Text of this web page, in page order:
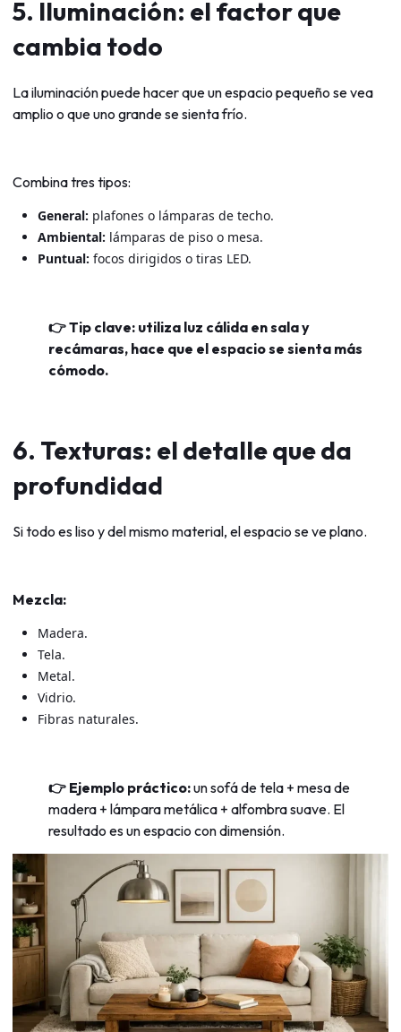
5. Iluminación: el factor que
cambia todo
La iluminación puede hacer que un espacio pequeño se vea
amplio o que uno grande se sienta frío.
Combina tres tipos:
General: plafones o lámparas de techo.
Ambiental: lámparas de piso o mesa.
Puntual: focos dirigidos o tiras LED.
👉 Tip clave: utiliza luz cálida en sala y
recámaras, hace que el espacio se sienta más
cómodo.
6. Texturas: el detalle que da
profundidad
Si todo es liso y del mismo material, el espacio se ve plano.
Mezcla:
Madera.
Tela.
Metal.
Vidrio.
Fibras naturales.
👉 Ejemplo práctico:un sofá de tela + mesa de
madera + lámpara metálica + alfombra suave. El
resultado es un espacio con dimensión.